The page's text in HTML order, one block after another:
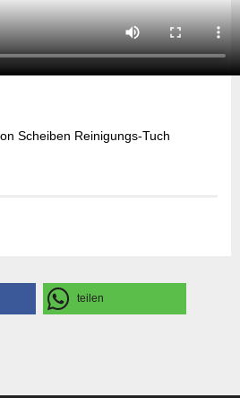
Scheiben Reinigungs-Tuch
teilen